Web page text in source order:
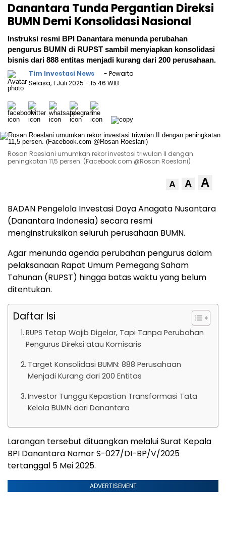
Danantara Tunda Pergantian Direksi
BUMN Demi Konsolidasi Nasional
Instruksi resmi BPI Danantara menunda perubahan
pengurus BUMN di RUPST sambil menyiapkan konsolidasi
bisnis dari 888 entitas menjadi kurang dari 200 perusahaan.
Tim Investasi News
- Pewarta
Selasa, 1 Juli 2025 - 15:46 WIB
Rosan Roeslani umumkan rekor investasi triwulan II dengan
peningkatan 11,5 persen. (Facebook.com @Rosan Roeslani)
A A A
BADAN Pengelola Investasi Daya Anagata Nusantara
(Danantara Indonesia) secara resmi
menginstruksikan seluruh perusahaan BUMN.
Agar menunda agenda perubahan pengurus dalam
pelaksanaan Rapat Umum Pemegang Saham
Tahunan (RUPST) hingga batas waktu yang belum
ditentukan.
Daftar Isi
RUPS Tetap Wajib Digelar, Tapi Tanpa Perubahan
Pengurus Direksi atau Komisaris
Target Konsolidasi BUMN: 888 Perusahaan
Menjadi Kurang dari 200 Entitas
Investor Tunggu Kepastian Transformasi Tata
Kelola BUMN dari Danantara
Larangan tersebut dituangkan melalui Surat Kepala
BPI Danantara Nomor S-027/DI-BP/V/2025
tertanggal 5 Mei 2025.
ADVERTISEMENT